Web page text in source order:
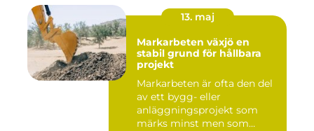
13. maj
Markarbeten växjö en
stabil grund för hållbara
projekt
Markarbeten är ofta den del
av ett bygg- eller
anläggningsprojekt som
märks minst men som